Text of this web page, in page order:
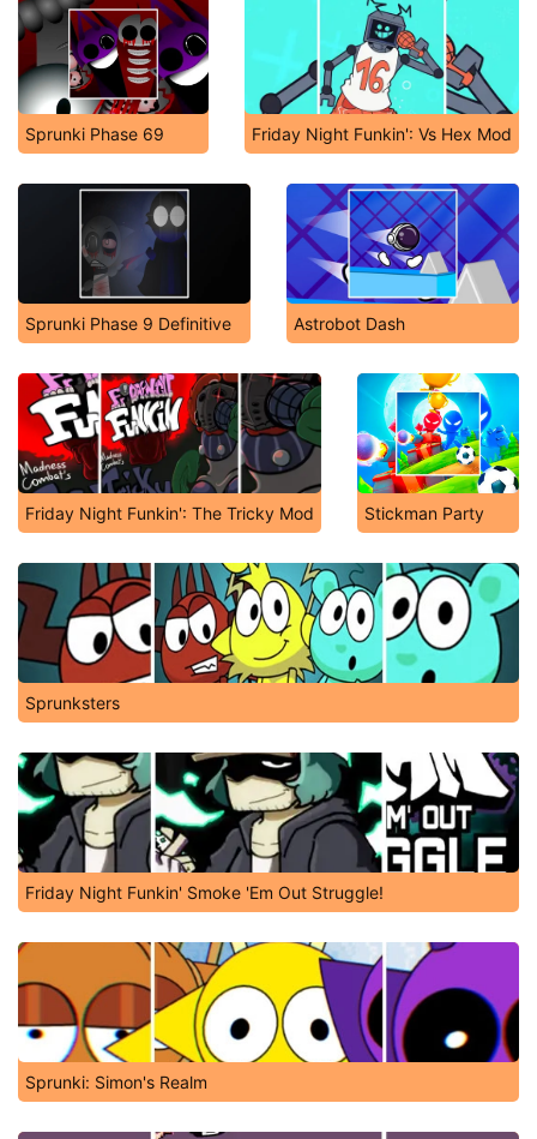
Sprunki Phase 69 Friday Night Funkin': Vs Hex Mod
Sprunki Phase 9 Definitive Astrobot Dash
Friday Night Funkin': The Tricky Mod Stickman Party
Sprunksters
Friday Night Funkin' Smoke 'Em Out Struggle!
Sprunki: Simon's Realm